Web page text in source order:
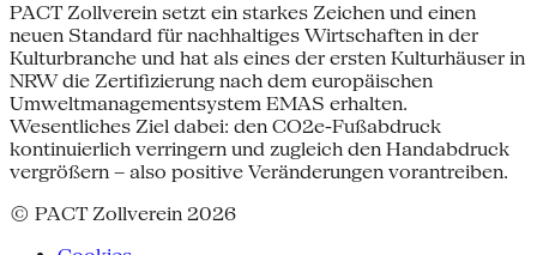
PACT Zollverein setzt ein starkes Zeichen und einen
neuen Standard für nachhaltiges Wirtschaften in der
Kulturbranche und hat als eines der ersten Kulturhäuser in
NRW die Zertifizierung nach dem europäischen
Umweltmanagementsystem EMAS erhalten.
Wesentliches Ziel dabei: den CO2e-Fußabdruck
kontinuierlich verringern und zugleich den Handabdruck
vergrößern – also positive Veränderungen vorantreiben.
© PACT Zollverein 2026